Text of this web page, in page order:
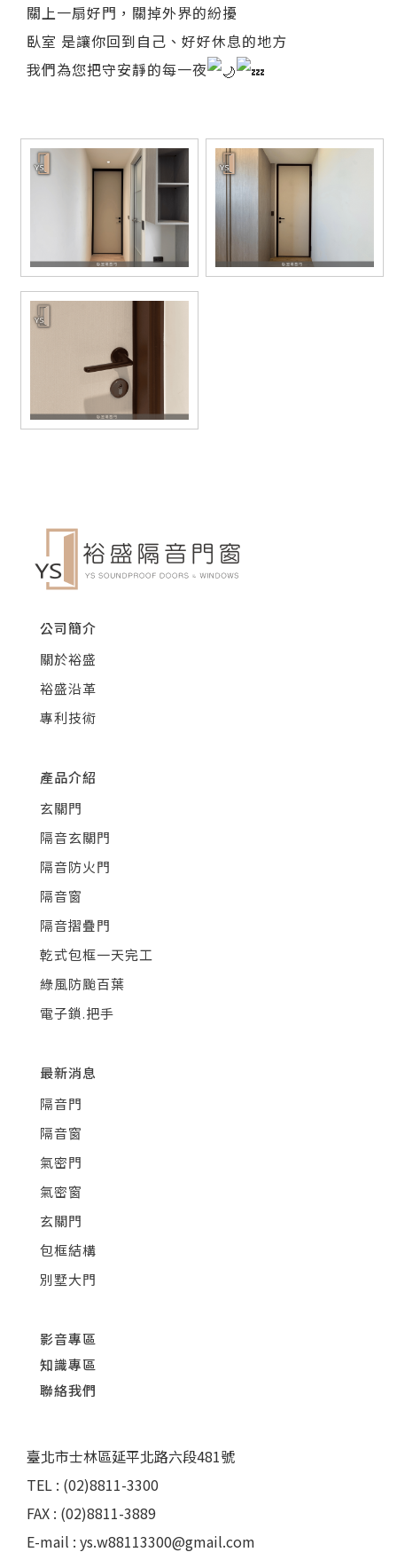
關上一扇好門，關掉外界的紛擾
臥室 是讓你回到自己、好好休息的地方
我們為您把守安靜的每一夜
公司簡介
關於裕盛
裕盛沿革
專利技術
產品介紹
玄關門
隔音玄關門
隔音防火門
隔音窗
隔音摺疊門
乾式包框一天完工
綠風防颱百葉
電子鎖.把手
最新消息
隔音門
隔音窗
氣密門
氣密窗
玄關門
包框結構
別墅大門
影音專區
知識專區
聯絡我們
臺北市士林區延平北路六段481號
TEL : (02)8811-3300
FAX : (02)8811-3889
E-mail : ys.w88113300@gmail.com